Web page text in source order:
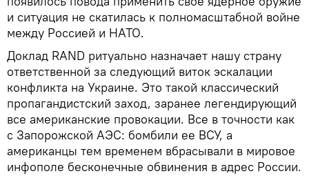
и ситуация не скатилась к полномасштабной войне
между Россией и НАТО.
Доклад RAND ритуально назначает нашу страну
ответственной за следующий виток эскалации
конфликта на Украине. Это такой классический
пропагандистский заход, заранее легендирующий
все американские провокации. Все в точности как
с Запорожской АЭС: бомбили ее ВСУ, а
американцы тем временем вбрасывали в мировое
инфополе бесконечные обвинения в адрес России.